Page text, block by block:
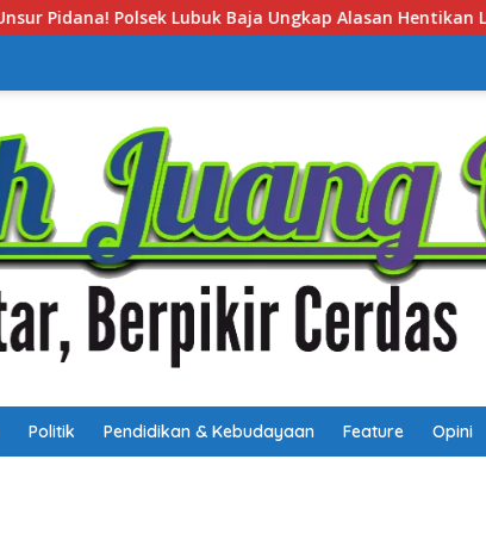
Hentikan Laporan Pengawasan Anak Tanpa Izin
Politik Pendidikan & Kebudayaan Feature Opini